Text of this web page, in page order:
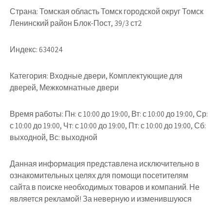
Страна:Томская область Томск городской округ Томск
Ленинский район Блок-Пост, 39/3 ст2
Индекс:634024
Категория: Входные двери, Комплектующие для
дверей, Межкомнатные двери
Время работы: Пн: с 10:00 до 19:00, Вт: с 10:00 до 19:00, Ср:
с 10:00 до 19:00, Чт: с 10:00 до 19:00, Пт: с 10:00 до 19:00, Сб:
выходной, Вс: выходной
Данная информация представлена исключительно в
ознакомительных целях для помощи посетителям
сайта в поиске необходимых товаров и компаний. Не
является рекламой! За неверную и изменившуюся